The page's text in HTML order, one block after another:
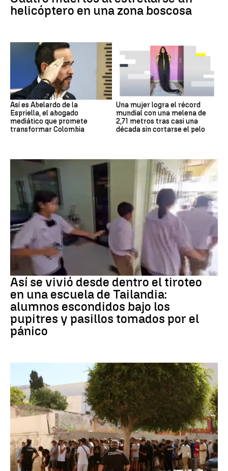
helicóptero en una zona boscosa
Así es Abelardo de la
Espriella, el abogado
mediático que promete
transformar Colombia
Una mujer logra el récord
mundial con una melena de
2,71 metros tras casi una
década sin cortarse el pelo
Así se vivió desde dentro el tiroteo
en una escuela de Tailandia:
alumnos escondidos bajo los
pupitres y pasillos tomados por el
pánico